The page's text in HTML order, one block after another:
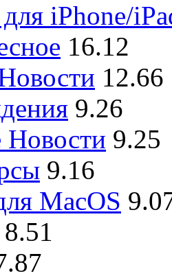
iPhone/
16.12
12.66
9.26
Новости 9.25
9.16
MacOS
8.51